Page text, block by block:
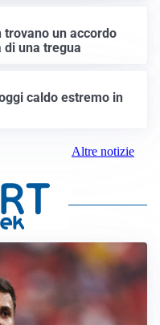
trovano un accordo
una tregua
caldo estremo in
Altre notizie